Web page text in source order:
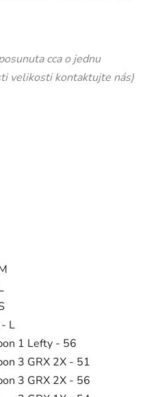
cca o jednu
velikosti kontaktujte nás)
L
1 Lefty - 56
3 GRX 2X - 51
3 GRX 2X - 56